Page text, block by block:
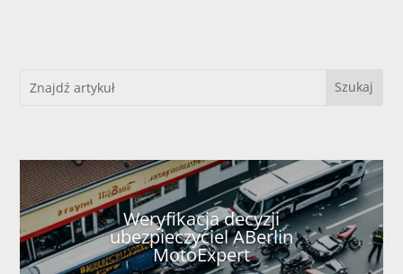
Weryfikacja decyzji
ubezpieczyciel ABerlin
MotoExpert